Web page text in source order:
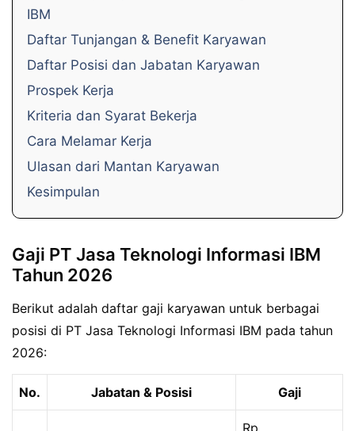
IBM
Daftar Tunjangan & Benefit Karyawan
Daftar Posisi dan Jabatan Karyawan
Prospek Kerja
Kriteria dan Syarat Bekerja
Cara Melamar Kerja
Ulasan dari Mantan Karyawan
Kesimpulan
Gaji PT Jasa Teknologi Informasi IBM
Tahun 2026
Berikut adalah daftar gaji karyawan untuk berbagai
posisi di PT Jasa Teknologi Informasi IBM pada tahun
2026:
No. Jabatan & Posisi Gaji
Rp.